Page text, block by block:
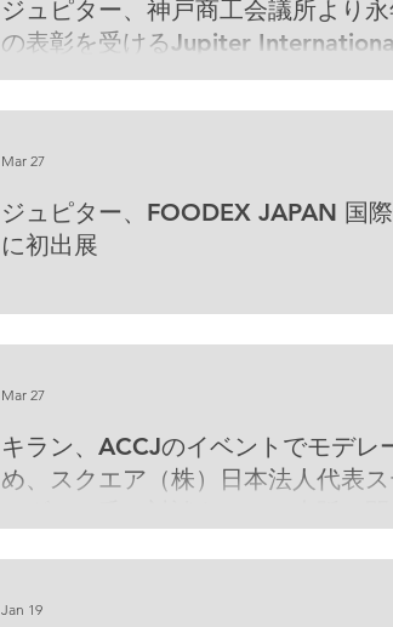
ジュピター、神戸商工会議所より
の表彰を受けるJupiter
Corporation awarded Long-term
outstanding member award by
ジュピター、FOODEX JAPAN 国
に初出展
Mar 27
キラン、ACCJのイベントでモデレ
め、スクエア（株）日本法人代表ス
最も革新的な決済企業の一つを率い
Mar 27
Jan 19